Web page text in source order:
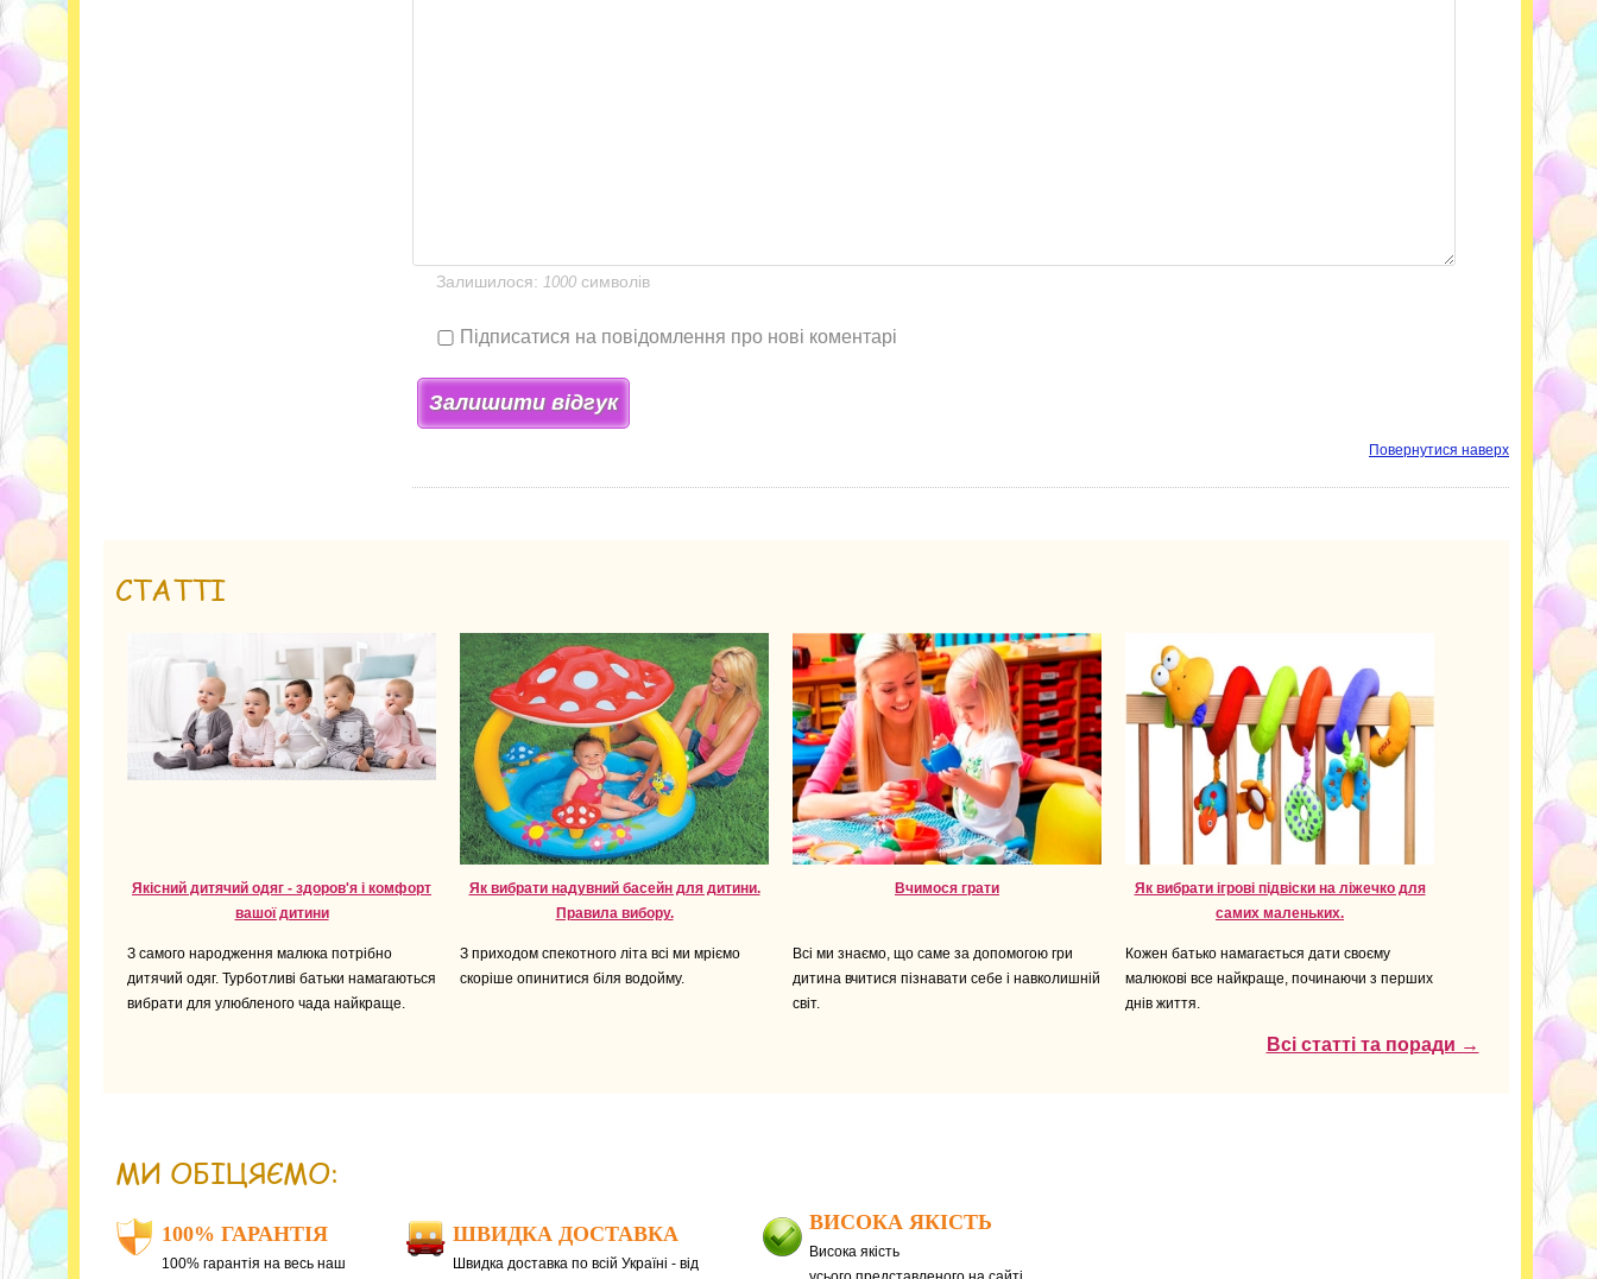
Залишилося: 1000 символів
Підписатися на повідомлення про нові коментарі
Залишити відгук
Повернутися наверх
СТАТТІ
Якісний дитячий одяг - здоров'я і комфорт
вашої дитини
З самого народження малюка потрібно
дитячий одяг. Турботливі батьки намагаються
вибрати для улюбленого чада найкраще.
Як вибрати надувний басейн для дитини.
Правила вибору.
З приходом спекотного літа всі ми мріємо
скоріше опинитися біля водойму.
Вчимося грати
Всі ми знаємо, що саме за допомогою гри
дитина вчитися пізнавати себе і навколишній
світ.
Як вибрати ігрові підвіски на ліжечко для
самих маленьких.
Кожен батько намагається дати своєму
малюкові все найкраще, починаючи з перших
днів життя.
Всі статті та поради →
МИ ОБІЦЯЄМО:
100% ГАРАНТІЯ
100% гарантія на весь наш
ШВИДКА ДОСТАВКА
Швидка доставка по всій Україні - від
ВИСОКА ЯКІСТЬ
Висока якість